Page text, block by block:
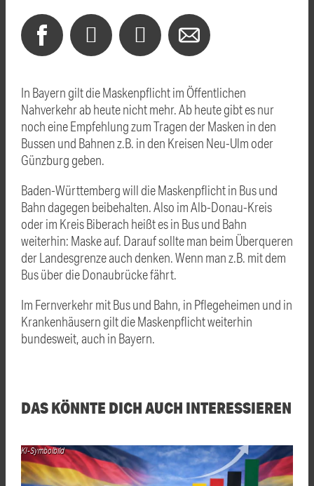
In Bayern gilt die Maskenpflicht im Öffentlichen
Nahverkehr ab heute nicht mehr. Ab heute gibt es nur
noch eine Empfehlung zum Tragen der Masken in den
Bussen und Bahnen z.B. in den Kreisen Neu-Ulm oder
Günzburg geben.
Baden-Württemberg will die Maskenpflicht in Bus und
Bahn dagegen beibehalten. Also im Alb-Donau-Kreis
oder im Kreis Biberach heißt es in Bus und Bahn
weiterhin: Maske auf. Darauf sollte man beim Überqueren
der Landesgrenze auch denken. Wenn man z.B. mit dem
Bus über die Donaubrücke fährt.
Im Fernverkehr mit Bus und Bahn, in Pflegeheimen und in
Krankenhäusern gilt die Maskenpflicht weiterhin
bundesweit, auch in Bayern.
DAS KÖNNTE DICH AUCH INTERESSIEREN
KI-Symbolbild